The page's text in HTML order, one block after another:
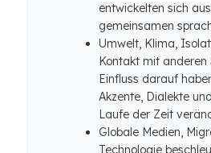
entwickelten sich
gemeinsamen
Umwelt, Klima,
Kontakt mit anderen
Einfluss darauf
Akzente, Dialekte
Laufe der Zeit
Globale Medien,
Technologie